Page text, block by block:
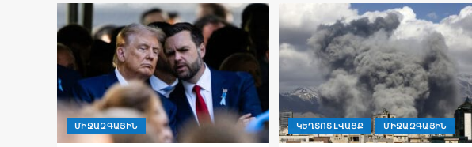
ՄԻՋԱԶԳԱՅԻՆ ԿԵՂՏՈՏ ԼՎԱՑՔ ՄԻՋԱԶԳԱՅԻՆ